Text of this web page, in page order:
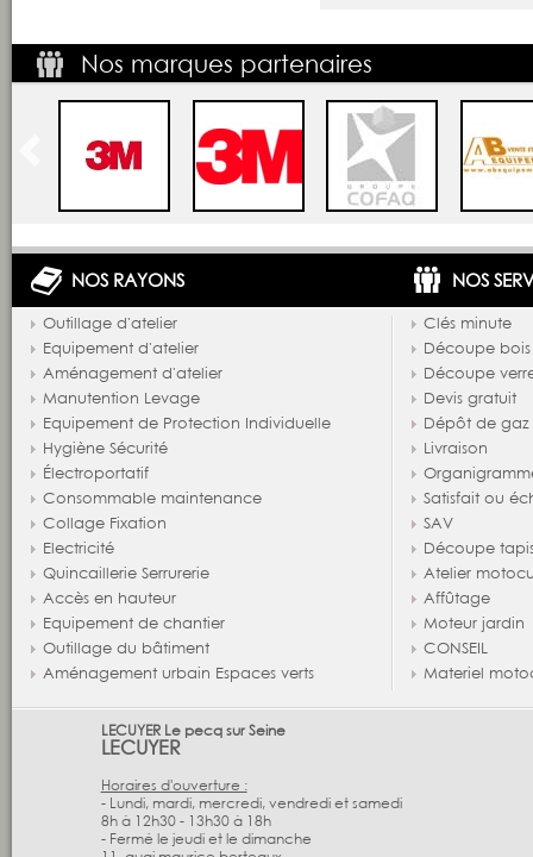
Nos marques partenaires
NOS RAYONS
Outillage d'atelier
Equipement d'atelier
Aménagement d'atelier
Manutention Levage
Equipement de Protection Individuelle
Hygiène Sécurité
Électroportatif
Consommable maintenance
Collage Fixation
Electricité
Quincaillerie Serrurerie
Accès en hauteur
Equipement de chantier
Outillage du bâtiment
Aménagement urbain Espaces verts
NOS
Clés minute
Découpe bois
Découpe
Devis gratuit
Dépôt de gaz
Livraison
Satisfait ou
SAV
Découpe
Atelier
Affûtage
Moteur jardin
CONSEIL
Materiel
LECUYER Le pecq sur Seine
LECUYER
Horaires d'ouverture :
- Lundi, mardi, mercredi, vendredi et samedi
8h à 12h30 - 13h30 à 18h
- Fermé le jeudi et le dimanche